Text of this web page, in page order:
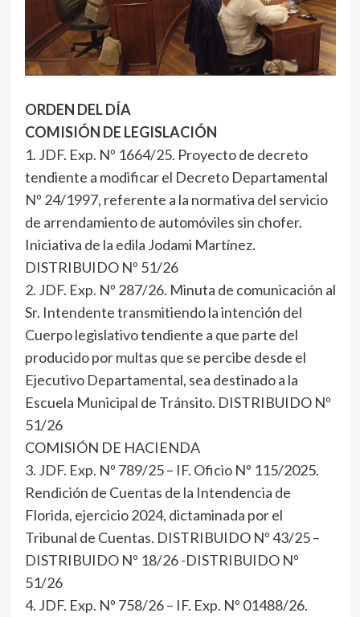
ORDEN DEL DÍA
COMISIÓN DE LEGISLACIÓN
1. JDF. Exp. Nº 1664/25. Proyecto de decreto
tendiente a modificar el Decreto Departamental
Nº 24/1997, referente a la normativa del servicio
de arrendamiento de automóviles sin chofer.
Iniciativa de la edila Jodami Martínez.
DISTRIBUIDO Nº 51/26
2. JDF. Exp. Nº 287/26. Minuta de comunicación al
Sr. Intendente transmitiendo la intención del
Cuerpo legislativo tendiente a que parte del
producido por multas que se percibe desde el
Ejecutivo Departamental, sea destinado a la
Escuela Municipal de Tránsito. DISTRIBUIDO Nº
51/26
COMISIÓN DE HACIENDA
3. JDF. Exp. Nº 789/25 – IF. Oficio Nº 115/2025.
Rendición de Cuentas de la Intendencia de
Florida, ejercicio 2024, dictaminada por el
Tribunal de Cuentas. DISTRIBUIDO Nº 43/25 –
DISTRIBUIDO Nº 18/26 -DISTRIBUIDO Nº
51/26
4. JDF. Exp. Nº 758/26 – IF. Exp. Nº 01488/26.